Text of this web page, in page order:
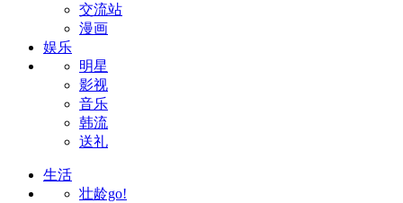
交流站
漫画
娱乐
明星
影视
音乐
韩流
送礼
生活
壮龄go!